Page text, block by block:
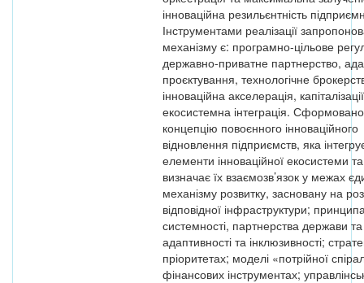
інноваційна резильєнтність
Інструментами реалізації
механізму є: програмно-цільове
державно-приватне партнерство,
проєктування, технологічне
інноваційна акселерація,
екосистемна інтеграція. Сформовано
концепцію повоєнного інноваційного
відновлення підприємств, яка
елементи інноваційної екосистеми та
визначає їх взаємозв’язок у межах
механізму розвитку, засновану на
відповідної інфраструктури;
системності, партнерства держави та
адаптивності та інклюзивності;
пріоритетах; моделі «потрійної
фінансових інструментах;